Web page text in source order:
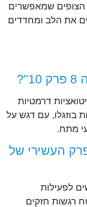
הצופים שמאפשרים
את הלב ומחדדים
פרק 10" מציג סיטואציות דרמטיות
בוזגלו, עם דגש על
מתח.
העשירי של
לפעילות
רגשות חזקים